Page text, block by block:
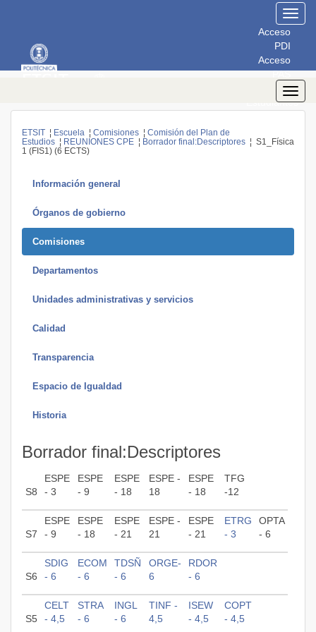
Acceso
PDI
Acceso
PAS
Acceso
Estudiantes
ETSIT ¦ Escuela ¦ Comisiones ¦ Comisión del Plan de
Estudios ¦ REUNIONES CPE ¦ Borrador final:Descriptores ¦ S1_Física
1 (FIS1) (6 ECTS)
Información general
Órganos de gobierno
Comisiones
Departamentos
Unidades administrativas y servicios
Calidad
Transparencia
Espacio de Igualdad
Historia
Borrador final:Descriptores
S8
ESPE
- 3
ESPE
- 9
ESPE
- 18
ESPE -
18
ESPE
- 18
TFG
-12
S7
ESPE
- 9
ESPE
- 18
ESPE
- 21
ESPE -
21
ESPE
- 21
ETRG
- 3
OPTA
- 6
S6
SDIG
- 6
ECOM
- 6
TDSÑ
- 6
ORGE-
6
RDOR
- 6
S5
CELT
- 4,5
STRA
- 6
INGL
- 6
TINF -
4,5
ISEW
- 4,5
COPT
- 4,5